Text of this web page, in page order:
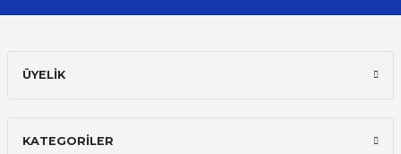
ÜYELİK
KATEGORİLER